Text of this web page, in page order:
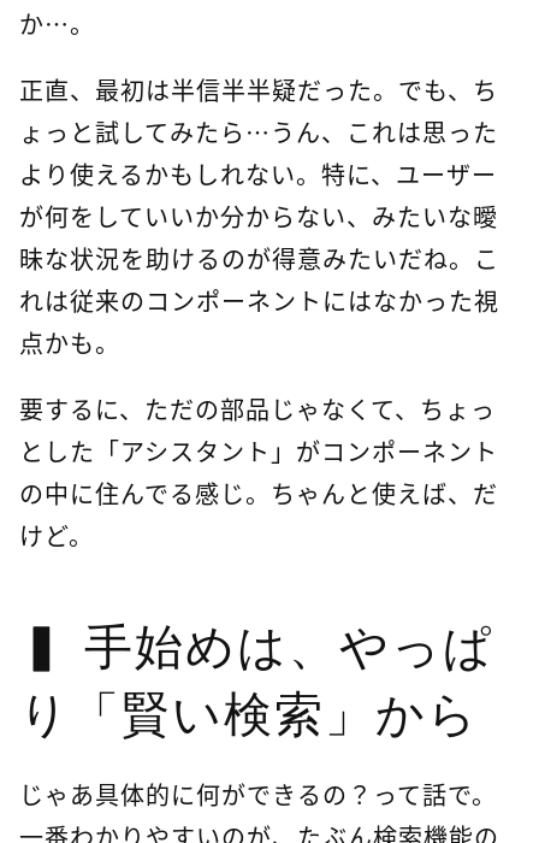
か…。
正直、最初は半信半半疑だった。でも、ち
ょっと試してみたら…うん、これは思った
より使えるかもしれない。特に、ユーザー
が何をしていいか分からない、みたいな曖
昧な状況を助けるのが得意みたいだね。こ
れは従来のコンポーネントにはなかった視
点かも。
要するに、ただの部品じゃなくて、ちょっ
とした「アシスタント」がコンポーネント
の中に住んでる感じ。ちゃんと使えば、だ
けど。
手始めは、やっぱ
り「賢い検索」から
じゃあ具体的に何ができるの？って話で。